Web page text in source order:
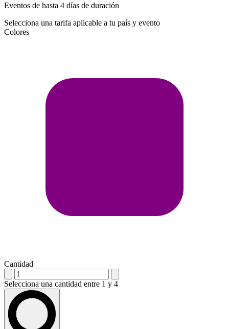
Eventos de hasta 4 días de duración
Selecciona una tarifa aplicable a tu país y evento
Colores
Cantidad
Selecciona una cantidad entre 1 y 4